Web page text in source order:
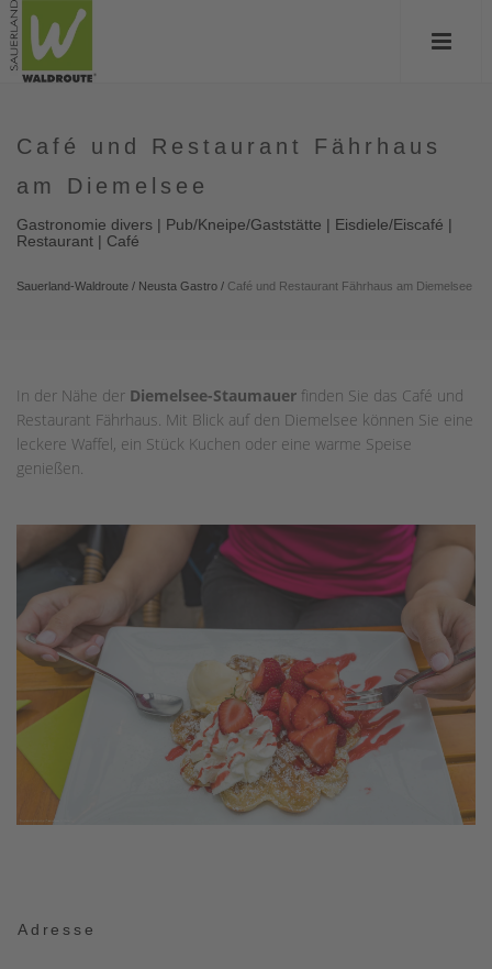
Café und Restaurant Fährhaus
am Diemelsee
Gastronomie divers | Pub/Kneipe/Gaststätte | Eisdiele/Eiscafé |
Restaurant | Café
Sauerland-Waldroute / Neusta Gastro / Café und Restaurant Fährhaus am Diemelsee
In der Nähe der Diemelsee-Staumauer finden Sie das Café und
Restaurant Fährhaus. Mit Blick auf den Diemelsee können Sie eine
leckere Waffel, ein Stück Kuchen oder eine warme Speise
genießen.
Adresse